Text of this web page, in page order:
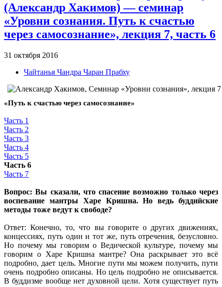
(Александр Хакимов) — семинар
«Уровни сознания. Путь к счастью
через самосознание», лекция 7, часть 6
31 октября 2016
Чайтанья Чандра Чаран Прабху
«Путь к счастью через самосознание»
Часть 1
Часть 2
Часть 3
Часть 4
Часть 5
Часть 6
Часть 7
Вопрос: Вы сказали, что спасение возможно только через
воспевание мантры Харе Кришна. Но ведь буддийские
методы тоже ведут к свободе?
Ответ: Конечно, то, что вы говорите о других движениях,
концессиях, путь один и тот же, путь отречения, безусловно.
Но почему мы говорим о Ведической культуре, почему мы
говорим о Харе Кришна мантре? Она раскрывает это всё
подробно, дает цель. Многие пути мы можем получить, пути
очень подробно описаны. Но цель подробно не описывается.
В буддизме вообще нет духовной цели. Хотя существует путь